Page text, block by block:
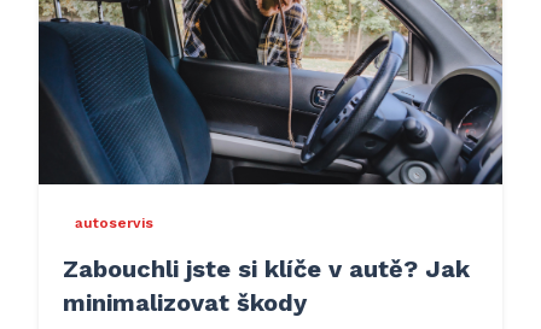
autoservis
Zabouchli jste si klíče v autě? Jak
minimalizovat škody